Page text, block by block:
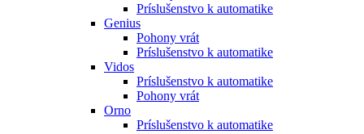
Príslušenstvo k automatike
Genius
Pohony vrát
Príslušenstvo k automatike
Vidos
Príslušenstvo k automatike
Pohony vrát
Orno
Príslušenstvo k automatike